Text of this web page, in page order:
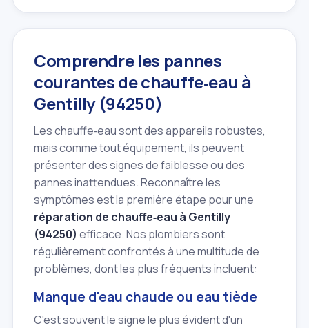
Comprendre les pannes
courantes de chauffe‑eau à
Gentilly (94250)
Les chauffe‑eau sont des appareils robustes,
mais comme tout équipement, ils peuvent
présenter des signes de faiblesse ou des
pannes inattendues. Reconnaître les
symptômes est la première étape pour une
réparation de chauffe‑eau à Gentilly
(94250) efficace. Nos plombiers sont
régulièrement confrontés à une multitude de
problèmes, dont les plus fréquents incluent:
Manque d'eau chaude ou eau tiède
C'est souvent le signe le plus évident d'un